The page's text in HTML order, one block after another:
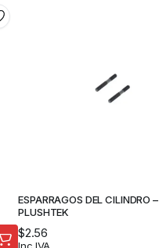
ESPARRAGOS DEL CILINDRO –
PLUSHTEK
$2.56